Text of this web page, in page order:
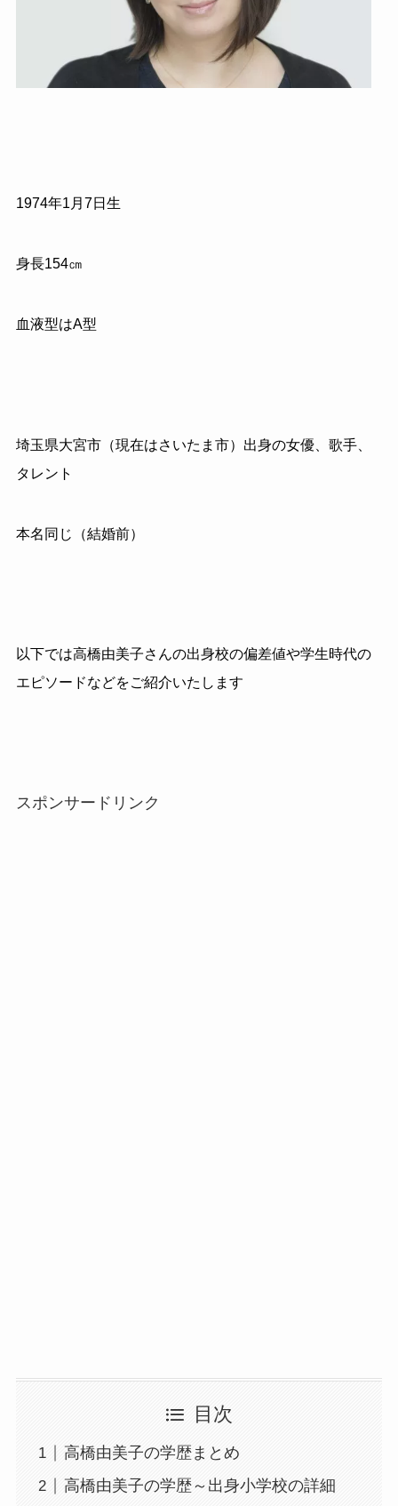
1974年1月 7日生
身長154㎝
血液型はA型
埼玉県大宮市（現在はさいたま市）出身の女優、歌手、
タレント
本名同じ（結婚前）
以下では高橋由美子さんの出身校の偏差値や学生時代の
エピソードなどをご紹介いたします
スポンサードリンク
目次
高橋由美子の学歴まとめ
高橋由美子の学歴～出身小学校の詳細